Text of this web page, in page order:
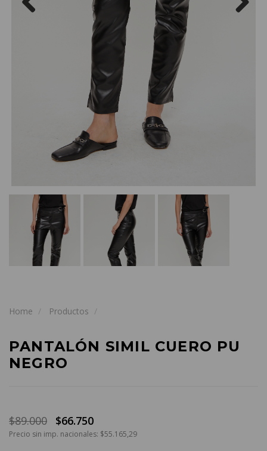
Home Productos
PANTALÓN SIMIL CUERO PU
NEGRO
$89.000 $66.750
Precio sin imp. nacionales: $55.165,29